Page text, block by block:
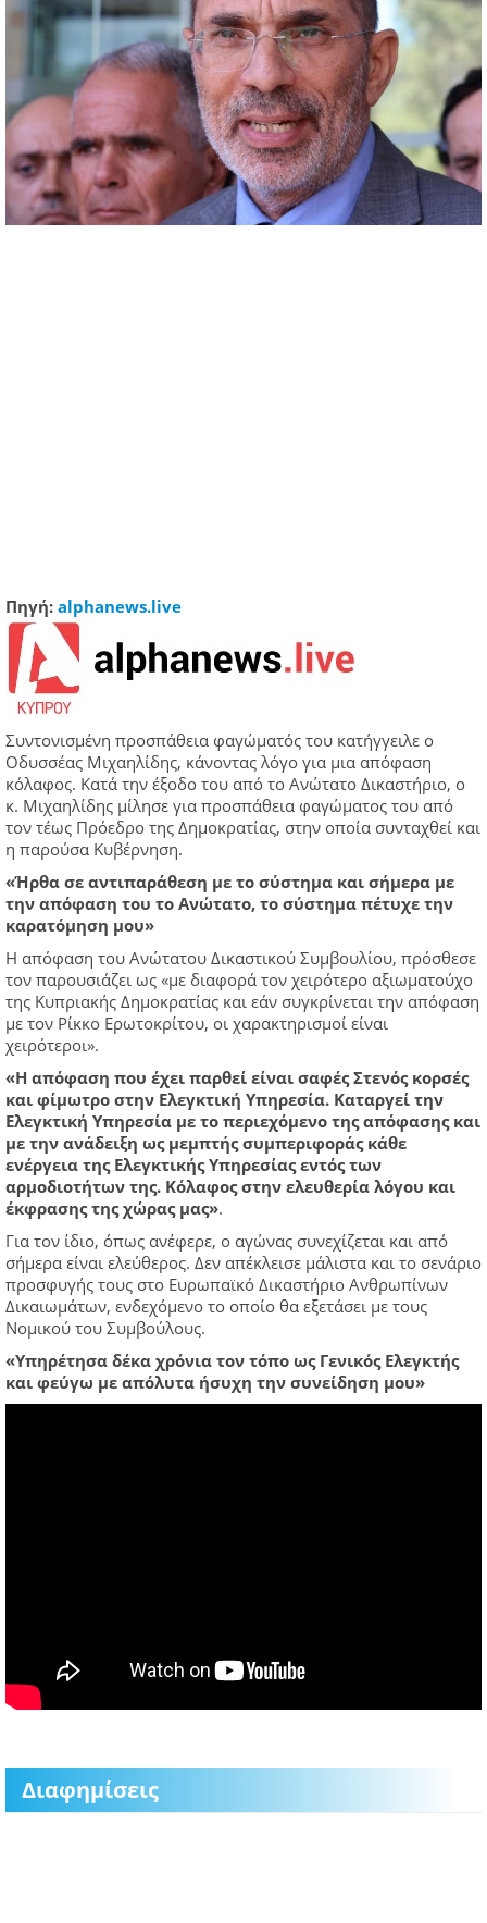
Πηγή: alphanews.live
Συντονισμένη προσπάθεια φαγώματός του κατήγγειλε ο
Οδυσσέας Μιχαηλίδης, κάνοντας λόγο για μια απόφαση
κόλαφος. Κατά την έξοδο του από το Ανώτατο Δικαστήριο, ο
κ. Μιχαηλίδης μίλησε για προσπάθεια φαγώματος του από
τον τέως Πρόεδρο της Δημοκρατίας, στην οποία συνταχθεί και
η παρούσα Κυβέρνηση.
«Ήρθα σε αντιπαράθεση με το σύστημα και σήμερα με
την απόφαση του το Ανώτατο, το σύστημα πέτυχε την
καρατόμηση μου»
Η απόφαση του Ανώτατου Δικαστικού Συμβουλίου, πρόσθεσε
τον παρουσιάζει ως «με διαφορά τον χειρότερο αξιωματούχο
της Κυπριακής Δημοκρατίας και εάν συγκρίνεται την απόφαση
με τον Ρίκκο Ερωτοκρίτου, οι χαρακτηρισμοί είναι
χειρότεροι».
«Η απόφαση που έχει παρθεί είναι σαφές Στενός κορσές
και φίμωτρο στην Ελεγκτική Υπηρεσία. Καταργεί την
Ελεγκτική Υπηρεσία με το περιεχόμενο της απόφασης και
με την ανάδειξη ως μεμπτής συμπεριφοράς κάθε
ενέργεια της Ελεγκτικής Υπηρεσίας εντός των
αρμοδιοτήτων της. Κόλαφος στην ελευθερία λόγου και
έκφρασης της χώρας μας».
Για τον ίδιο, όπως ανέφερε, ο αγώνας συνεχίζεται και από
σήμερα είναι ελεύθερος. Δεν απέκλεισε μάλιστα και το σενάριο
προσφυγής τους στο Ευρωπαϊκό Δικαστήριο Ανθρωπίνων
Δικαιωμάτων, ενδεχόμενο το οποίο θα εξετάσει με τους
Νομικού του Συμβούλους.
«Υπηρέτησα δέκα χρόνια τον τόπο ως Γενικός Ελεγκτής
και φεύγω με απόλυτα ήσυχη την συνείδηση μου»
Διαφημίσεις